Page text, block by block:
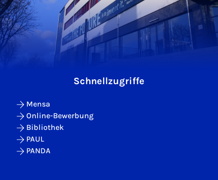
Schnellzugriffe
Mensa
Online-Bewerbung
Bibliothek
PAUL
PANDA